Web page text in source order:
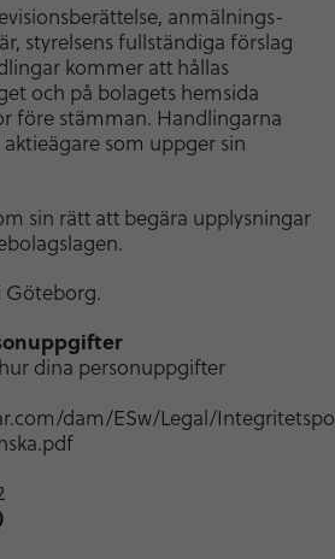
anmälnings-
styrelsens fullständiga förslag
kommer att hållas
och på bolagets hemsida
före stämman. Handlingarna
som uppger sin
sin rätt att begära upplysningar
Göteborg.
dina personuppgifter
dam/ESw/Legal/